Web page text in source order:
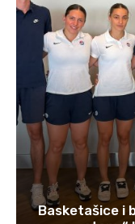
Basketašice i